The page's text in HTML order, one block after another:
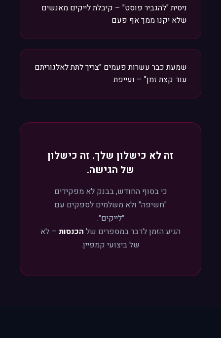
ניסית "להגביר פוסט" – קיבלת לייקים מאנשים
שלא יקנו ממך אף פעם
שמעת כבר עשרות פעמים "צריך לתת לאלגוריתם
עוד קצת זמן" – ועייפת
זה לא כישלון שלך. זה כישלון
של הגישה.
כי בסוף החודש, בבנק לא מפקידים
"חשיפה" ולא משלמים לספקים עם
"לייקים".
הגיע הזמן לדבר במספרים של הכנסות – לא
של ביצועי קמפיין.